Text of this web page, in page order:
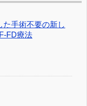
た手術不要の新し
FD療法